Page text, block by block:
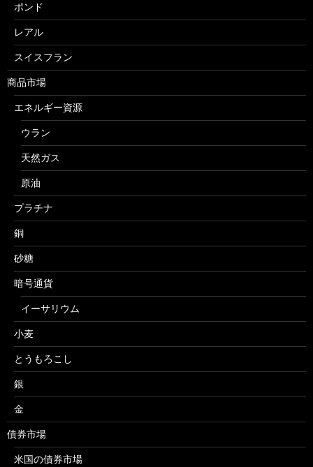
ポンド
レアル
スイスフラン
商品市場
エネルギー資源
ウラン
天然ガス
原油
プラチナ
銅
砂糖
暗号通貨
イーサリウム
小麦
とうもろこし
銀
金
債券市場
米国の債券市場